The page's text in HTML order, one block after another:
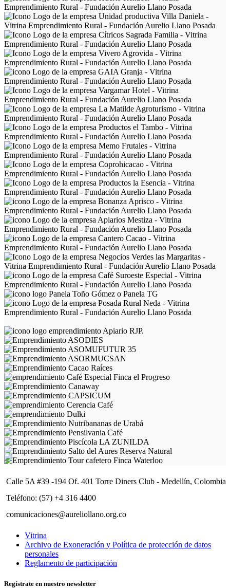
Calle 5A #39 -194 Of. 401 Torre Diners Club - Medellín, Colombia
Teléfono: (57) +4 316 4400
comunicaciones@aureliollano.org.co
Vitrina
Archivo de Exoneración y Política de protección de datos
personales
Reglamento de participación
Regístrate en nuestro newsletter